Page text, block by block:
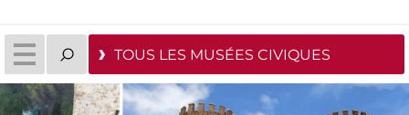
TOUS LES MUSÉES CIVIQUES